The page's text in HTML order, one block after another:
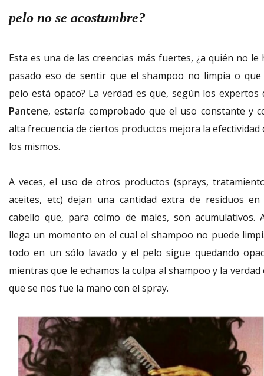
pelo no se acostumbre?
Esta es una de las creencias más fuertes, ¿a quién no le
pasado eso de sentir que el shampoo no limpia o que
pelo está opaco? La verdad es que, según los expertos
Pantene, estaría comprobado que el uso constante y
alta frecuencia de ciertos productos mejora la efectividad
los mismos.
A veces, el uso de otros productos (sprays,
aceites, etc) dejan una cantidad extra de residuos en
cabello que, para colmo de males, son acumulativos.
llega un momento en el cual el shampoo no puede
todo en un sólo lavado y el pelo sigue quedando
mientras que le echamos la culpa al shampoo y la verdad
que se nos fue la mano con el spray.